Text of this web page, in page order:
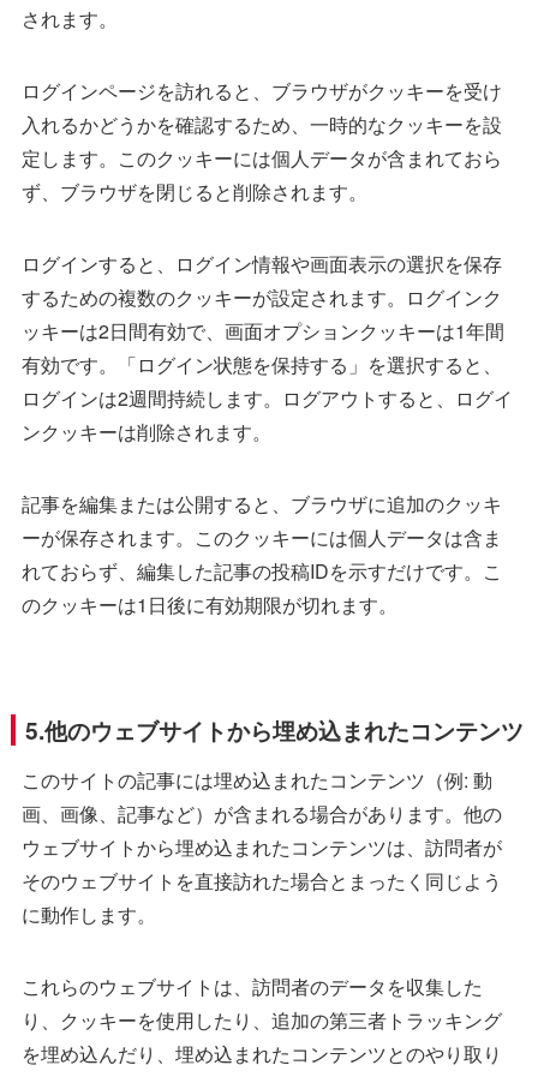
されます。
ログインページを訪れると、ブラウザがクッキーを受け
入れるかどうかを確認するため、一時的なクッキーを設
定します。このクッキーには個人データが含まれておら
ず、ブラウザを閉じると削除されます。
ログインすると、ログイン情報や画面表示の選択を保存
するための複数のクッキーが設定されます。ログインク
ッキーは2日間有効で、画面オプションクッキーは1年間
有効です。「ログイン状態を保持する」を選択すると、
ログインは2週間持続します。ログアウトすると、ログイ
ンクッキーは削除されます。
記事を編集または公開すると、ブラウザに追加のクッキ
ーが保存されます。このクッキーには個人データは含ま
れておらず、編集した記事の投稿IDを示すだけです。こ
のクッキーは1日後に有効期限が切れます。
5.他のウェブサイトから埋め込まれたコンテンツ
このサイトの記事には埋め込まれたコンテンツ（例: 動
画、画像、記事など）が含まれる場合があります。他の
ウェブサイトから埋め込まれたコンテンツは、訪問者が
そのウェブサイトを直接訪れた場合とまったく同じよう
に動作します。
これらのウェブサイトは、訪問者のデータを収集した
り、クッキーを使用したり、追加の第三者トラッキング
を埋め込んだり、埋め込まれたコンテンツとのやり取り